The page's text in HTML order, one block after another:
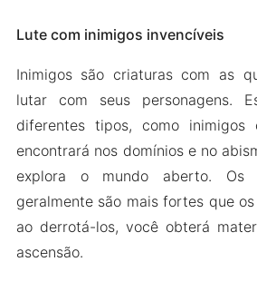
Lute com inimigos invencíveis
Inimigos são criaturas com as
lutar com seus personagens.
diferentes tipos, como inimigos
encontrará nos domínios e no
explora o mundo aberto. Os
geralmente são mais fortes que
ao derrotá-los, você obterá
ascensão.